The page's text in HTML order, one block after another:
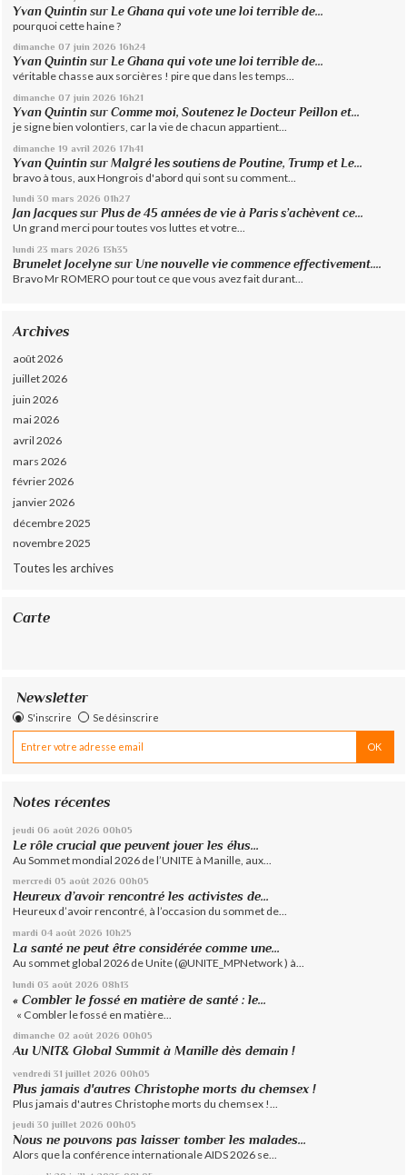
Yvan Quintin sur Le Ghana qui vote une loi terrible de...
pourquoi cette haine ?
dimanche 07 juin 2026 16h24
Yvan Quintin surLe Ghana qui vote une loi terrible de...
véritable chasse aux sorcières ! pire que dans les temps...
dimanche 07 juin 2026 16h21
Yvan Quintin surComme moi, Soutenez le Docteur Peillon et...
je signe bien volontiers, car la vie de chacun appartient...
dimanche 19 avril 2026 17h41
Yvan Quintin surMalgré les soutiens de Poutine, Trump et Le...
bravo à tous, aux Hongrois d'abord qui sont su comment...
lundi 30 mars 2026 01h27
Jan Jacques surPlus de 45 années de vie à Paris s’achèvent ce...
Un grand merci pour toutes vos luttes et votre...
lundi 23 mars 2026 13h35
Brunelet Jocelyne sur Une nouvelle vie commence effectivement....
Bravo Mr ROMERO pour tout ce que vous avez fait durant...
Archives
août 2026
juillet 2026
juin 2026
mai 2026
avril 2026
mars 2026
février 2026
janvier 2026
décembre 2025
novembre 2025
Toutes les archives
Carte
Newsletter
S'inscrire Se désinscrire
Notes récentes
jeudi 06 août 2026 00h05
Le rôle crucial que peuvent jouer les élus...
Au Sommet mondial 2026 de l’UNITE à Manille, aux...
mercredi 05 août 2026 00h05
Heureux d’avoir rencontré les activistes de...
Heureux d’avoir rencontré, à l’occasion du sommet de...
mardi 04 août 2026 10h25
La santé ne peut être considérée comme une...
Au sommet global 2026 de Unite (@UNITE_MPNetwork ) à...
lundi 03 août 2026 08h13
« Combler le fossé en matière de santé : le...
« Combler le fossé en matière...
dimanche 02 août 2026 00h05
Au UNIT& Global Summit à Manille dès demain !
vendredi 31 juillet 2026 00h05
Plus jamais d'autres Christophe morts du chemsex !
Plus jamais d'autres Christophe morts du chemsex !...
jeudi 30 juillet 2026 00h05
Nous ne pouvons pas laisser tomber les malades...
Alors que la conférence internationale AIDS 2026 se...